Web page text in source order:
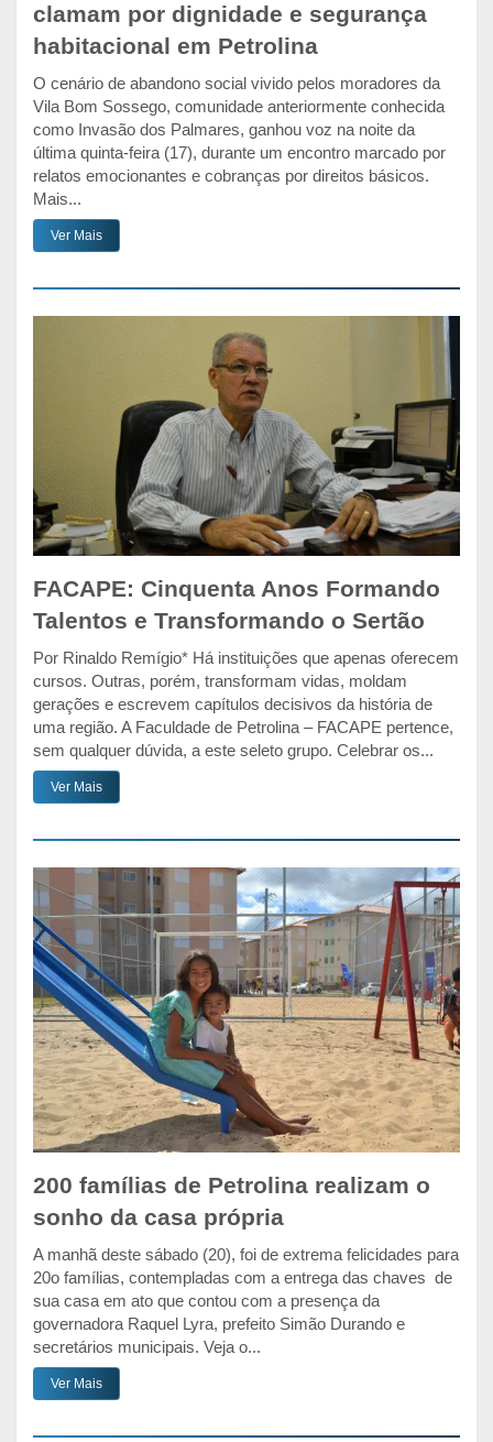
clamam por dignidade e segurança
habitacional em Petrolina
O cenário de abandono social vivido pelos moradores da
Vila Bom Sossego, comunidade anteriormente conhecida
como Invasão dos Palmares, ganhou voz na noite da
última quinta-feira (17), durante um encontro marcado por
relatos emocionantes e cobranças por direitos básicos.
Mais...
Ver Mais
FACAPE: Cinquenta Anos Formando
Talentos e Transformando o Sertão
Por Rinaldo Remígio* Há instituições que apenas oferecem
cursos. Outras, porém, transformam vidas, moldam
gerações e escrevem capítulos decisivos da história de
uma região. A Faculdade de Petrolina – FACAPE pertence,
sem qualquer dúvida, a este seleto grupo. Celebrar os...
Ver Mais
200 famílias de Petrolina realizam o
sonho da casa própria
A manhã deste sábado (20), foi de extrema felicidades para
20o famílias, contempladas com a entrega das chaves de
sua casa em ato que contou com a presença da
governadora Raquel Lyra, prefeito Simão Durando e
secretários municipais. Veja o...
Ver Mais